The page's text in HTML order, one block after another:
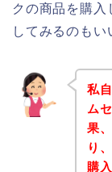
クの商品を購入
してみるのもい
私
ム
果
り
購